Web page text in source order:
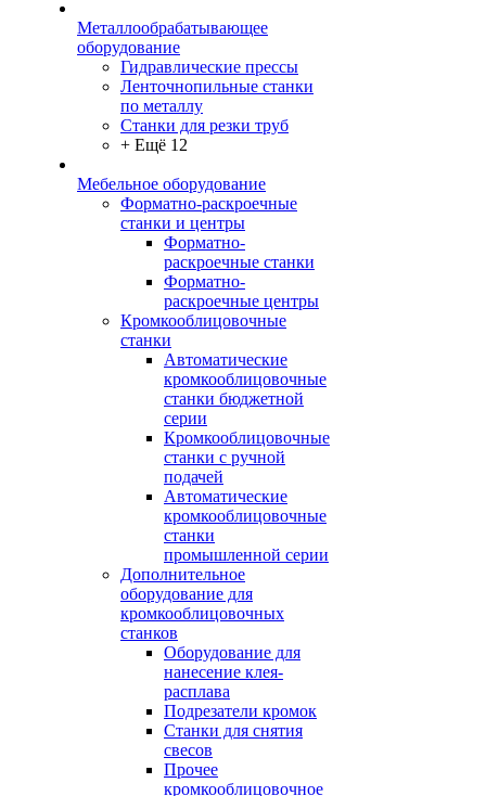
Металлообрабатывающее
оборудование
Гидравлические прессы
Ленточнопильные станки
по металлу
Станки для резки труб
+ Ещё 12
Мебельное оборудование
Форматно-раскроечные
станки и центры
Форматно-
раскроечные станки
Форматно-
раскроечные центры
Кромкооблицовочные
станки
Автоматические
кромкооблицовочные
станки бюджетной
серии
Кромкооблицовочные
станки с ручной
подачей
Автоматические
кромкооблицовочные
станки
промышленной серии
Дополнительное
оборудование для
кромкооблицовочных
станков
Оборудование для
нанесение клея-
расплава
Подрезатели кромок
Станки для снятия
свесов
Прочее
кромкооблицовочное